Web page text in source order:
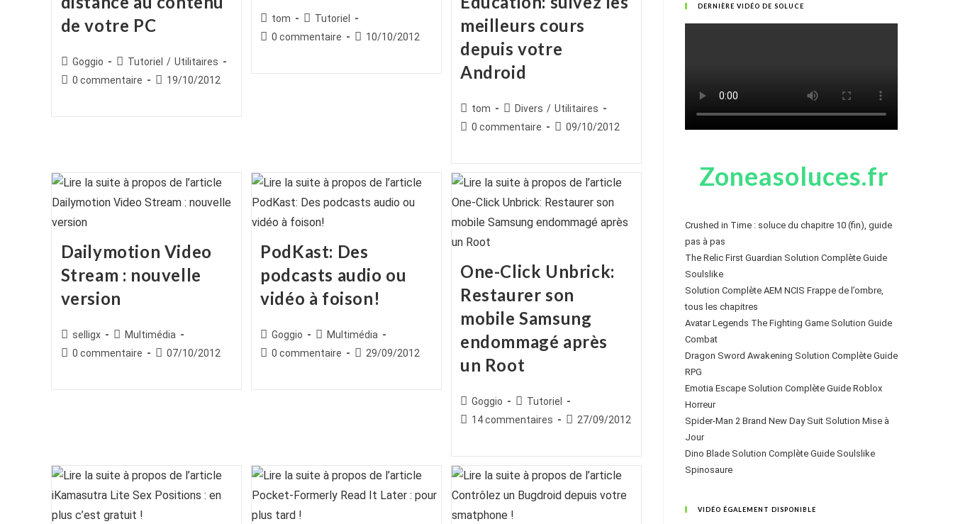
de votre PC
Auteur/autrice
de
Goggio
Post
category:
Tutoriel / Utilitaires
Commentaires
0 commentaire
Publication
19/10/2012
Auteur/autrice
de
tom
Post
category:
Tutoriel
Commentaires
0 commentaire
Publication
10/10/2012
meilleurs cours
depuis votre
Android
Auteur/autrice
de
tom
Post
category:
Divers / Utilitaires
Commentaires
publication :
0 commentaire
Publication
09/10/2012
Dailymotion Video
Stream : nouvelle
version
Auteur/autrice
de
selligx
Post
category:
Multimédia
Commentaires
0 commentaire
Publication
07/10/2012
PodKast: Des
podcasts audio ou
vidéo à foison!
Auteur/autrice
de
Goggio
Post
category:
Multimédia
Commentaires
0 commentaire
Publication
29/09/2012
One-Click Unbrick:
Restaurer son
mobile Samsung
endommagé après
un Root
Auteur/autrice
de
Goggio
Post
category:
Tutoriel
Commentaires
publication :
14 commentaires
Publication
27/09/2012
DERNIÈRE VIDÉO DE SOLUCE
Zoneasoluces.fr
Crushed in Time : soluce du chapitre 10 (fin), guide
pas à pas
The Relic First Guardian Solution Complète Guide
Soulslike
Solution Complète AEM NCIS Frappe de l’ombre,
tous les chapitres
Avatar Legends The Fighting Game Solution Guide
Combat
Dragon Sword Awakening Solution Complète Guide
RPG
Emotia Escape Solution Complète Guide Roblox
Horreur
Spider-Man 2 Brand New Day Suit Solution Mise à
Jour
Dino Blade Solution Complète Guide Soulslike
Spinosaure
VIDÉO ÉGALEMENT DISPONIBLE